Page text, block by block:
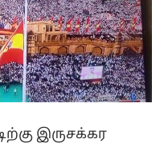
இருசக்கர